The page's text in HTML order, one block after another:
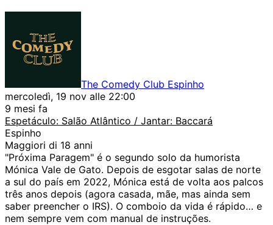
The Comedy Club Espinho
mercoledì, 19 nov alle 22:00
9 mesi fa
Espetáculo: Salão Atlântico / Jantar: Baccará
Espinho
Maggiori di 18 anni
"Próxima Paragem" é o segundo solo da humorista
Mónica Vale de Gato. Depois de esgotar salas de norte
a sul do país em 2022, Mónica está de volta aos palcos
três anos depois (agora casada, mãe, mas ainda sem
saber preencher o IRS). O comboio da vida é rápido… e
nem sempre vem com manual de instruções.